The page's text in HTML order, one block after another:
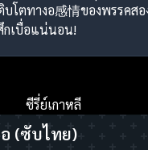
โตทางอ感情ของพรรคส
กเบื่อแน่นอน!
ซีรี่ย์เกาหลี
(ซับไทย)